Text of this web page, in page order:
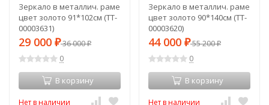
Зеркало в металлич. раме
цвет золото 91*102см (TT-
00003631)
29 000 ₽36 000₽
0
В корзину
Нет в наличии
Зеркало в металлич. раме
цвет золото 90*140см (TT-
00003620)
44 000 ₽55 200₽
0
В корзину
Нет в наличии